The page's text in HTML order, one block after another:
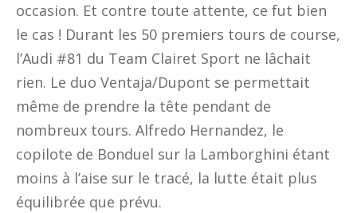
occasion. Et contre toute attente, ce fut bien
le cas ! Durant les 50 premiers tours de course,
l’Audi #81 du Team Clairet Sport ne lâchait
rien. Le duo Ventaja/Dupont se permettait
même de prendre la tête pendant de
nombreux tours. Alfredo Hernandez, le
copilote de Bonduel sur la Lamborghini étant
moins à l’aise sur le tracé, la lutte était plus
équilibrée que prévu.